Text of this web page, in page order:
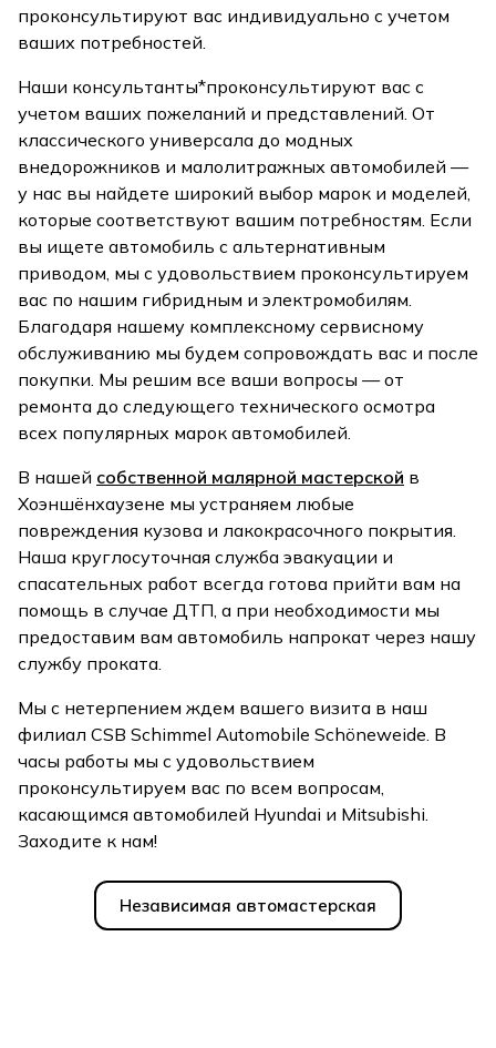
проконсультируют вас индивидуально с учетом
ваших потребностей.
Наши консультанты*проконсультируют вас с
учетом ваших пожеланий и представлений. От
классического универсала до модных
внедорожников и малолитражных автомобилей —
у нас вы найдете широкий выбор марок и моделей,
которые соответствуют вашим потребностям. Если
вы ищете автомобиль с альтернативным
приводом, мы с удовольствием проконсультируем
вас по нашим гибридным и электромобилям.
Благодаря нашему комплексному сервисному
обслуживанию мы будем сопровождать вас и после
покупки. Мы решим все ваши вопросы — от
ремонта до следующего технического осмотра
всех популярных марок автомобилей.
В нашей собственной малярной мастерской в
Хоэншёнхаузене мы устраняем любые
повреждения кузова и лакокрасочного покрытия.
Наша круглосуточная служба эвакуации и
спасательных работ всегда готова прийти вам на
помощь в случае ДТП, а при необходимости мы
предоставим вам автомобиль напрокат через нашу
службу проката.
Мы с нетерпением ждем вашего визита в наш
филиал CSB Schimmel Automobile Schöneweide. В
часы работы мы с удовольствием
проконсультируем вас по всем вопросам,
касающимся автомобилей Hyundai и Mitsubishi.
Заходите к нам!
Независимая автомастерская